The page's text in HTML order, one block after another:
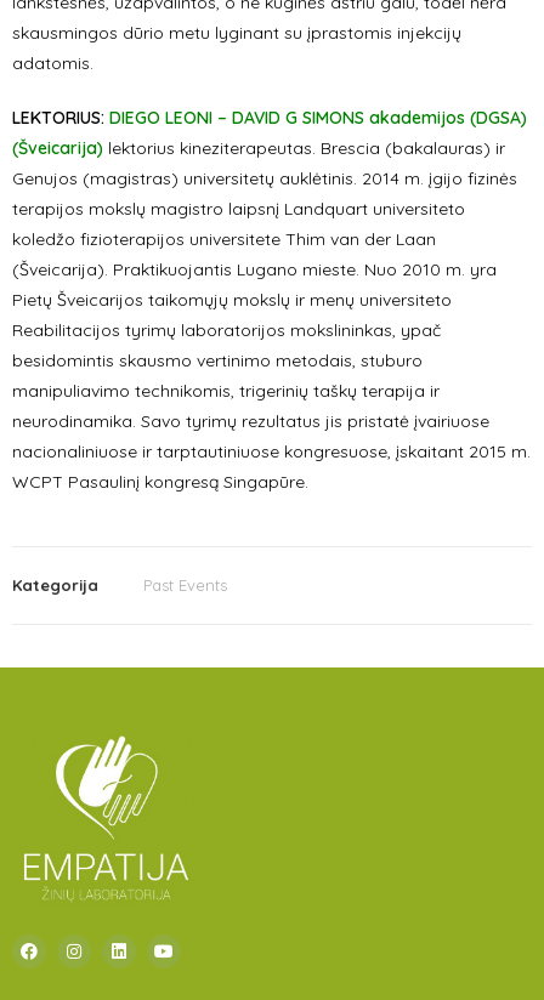
skausmingos dūrio metu lyginant su įprastomis injekcijų
adatomis.
LEKTORIUS: DIEGO LEONI – DAVID G SIMONS akademijos (DGSA)
(Šveicarija) lektorius kineziterapeutas. Brescia (bakalauras) ir
Genujos (magistras) universitetų auklėtinis. 2014 m. įgijo fizinės
terapijos mokslų magistro laipsnį Landquart universiteto
koledžo fizioterapijos universitete Thim van der Laan
(Šveicarija). Praktikuojantis Lugano mieste. Nuo 2010 m. yra
Pietų Šveicarijos taikomųjų mokslų ir menų universiteto
Reabilitacijos tyrimų laboratorijos mokslininkas, ypač
besidomintis skausmo vertinimo metodais, stuburo
manipuliavimo technikomis, trigerinių taškų terapija ir
neurodinamika. Savo tyrimų rezultatus jis pristatė įvairiuose
nacionaliniuose ir tarptautiniuose kongresuose, įskaitant 2015 m.
WCPT Pasaulinį kongresą Singapūre.
Kategorija Past Events